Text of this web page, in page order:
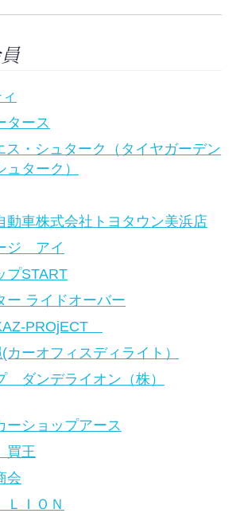
タース
ス・シュターク（タイヤガーデン
ターク）
動車株式会社トヨタウン美浜店
ジ アイ
プSTART
ー ライドオーバー
PROjECT
カーオフィスディライト）
ダンデライオン（株）
ショップアース
買王
会
ＩＯＮ